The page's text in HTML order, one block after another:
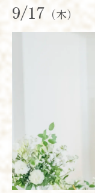
18:00 - 21:00
残席◯あり△残りわず
試食会 会場コー
相談会
試食会 会場コー
相談会
開催時間
9/17 （木）